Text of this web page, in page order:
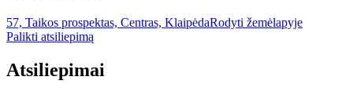
57, Taikos prospektas, Centras, KlaipėdaRodyti žemėlapyje
Palikti atsiliepimą
Atsiliepimai